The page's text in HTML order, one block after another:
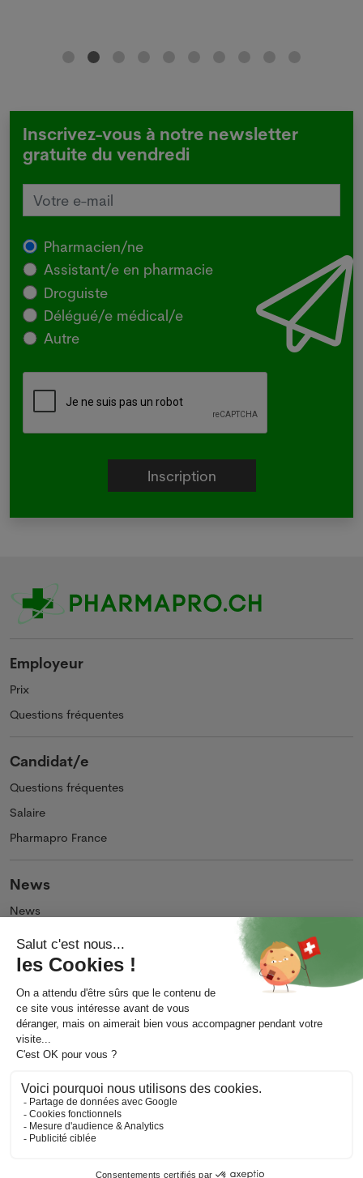
Inscrivez-vous à notre newsletter
gratuite du vendredi
Pharmacien/ne
Assistant/e en pharmacie
Droguiste
Délégué/e médical/e
Autre
Employeur
Prix
Questions fréquentes
Candidat/e
Questions fréquentes
Salaire
Pharmapro France
News
News
Podcasts et Vidéos
Qui sommes-nous ?
Impressum
Contact
CG CG d'utilisation
Protection des données
Modifier mes préférences de cookies